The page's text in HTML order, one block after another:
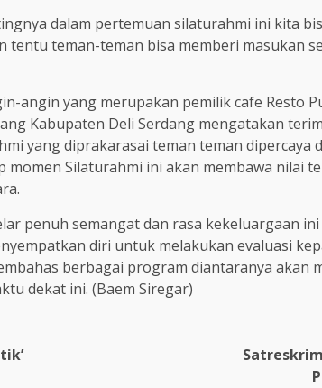
dalam pertemuan silaturahmi ini kita
tentu teman-teman bisa memberi masukan
angin yang merupakan pemilik cafe Resto
Kabupaten Deli Serdang mengatakan
yang diprakarasai teman teman dipercaya
momen Silaturahmi ini akan membawa nilai
penuh semangat dan rasa kekeluargaan
diri untuk melakukan evaluasi
berbagai program diantaranya akan
dekat ini. (Baem Siregar)